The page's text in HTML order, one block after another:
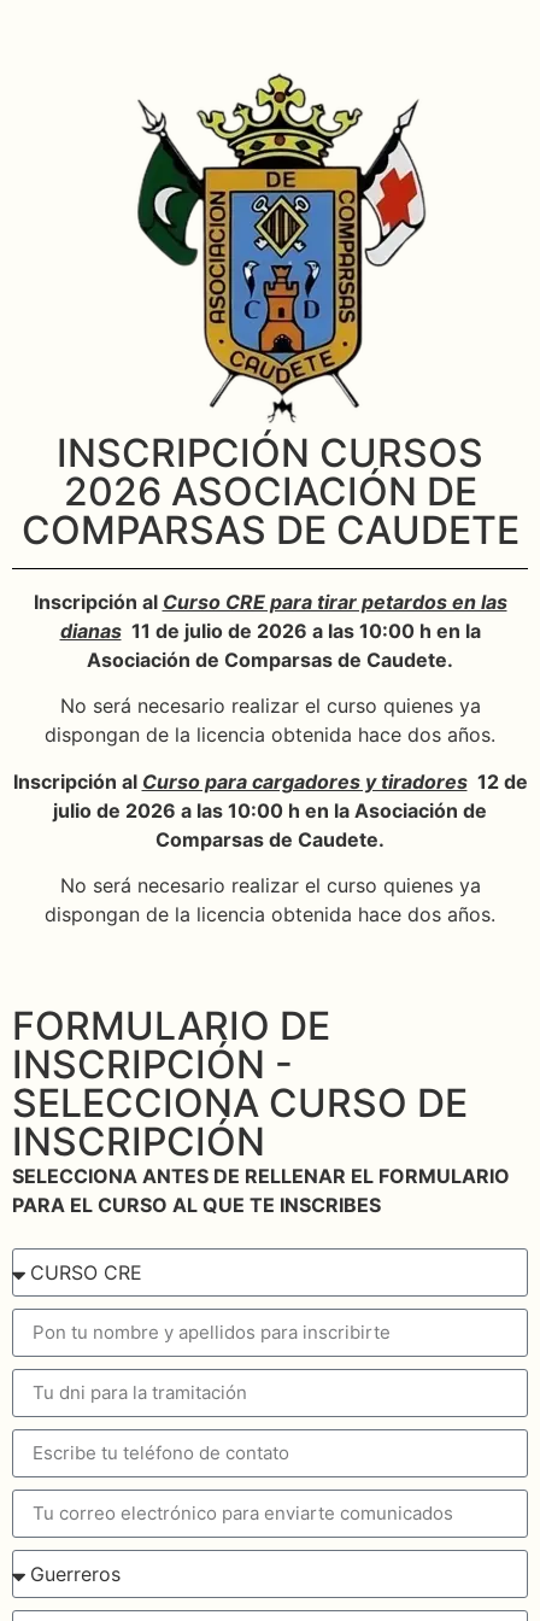
INSCRIPCIÓN CURSOS
2026 ASOCIACIÓN DE
COMPARSAS DE CAUDETE
Inscripción al Curso CRE para tirar petardos en las
dianas11 de julio de 2026 a las 10:00 h en la
Asociación de Comparsas de Caudete.
No será necesario realizar el curso quienes ya
dispongan de la licencia obtenida hace dos años.
Inscripción al Curso para cargadores y tiradores12 de
julio de 2026 a las 10:00 h en la Asociación de
Comparsas de Caudete.
No será necesario realizar el curso quienes ya
dispongan de la licencia obtenida hace dos años.
FORMULARIO DE
INSCRIPCIÓN -
SELECCIONA CURSO DE
INSCRIPCIÓN
SELECCIONA ANTES DE RELLENAR EL FORMULARIO
PARA EL CURSO AL QUE TE INSCRIBES